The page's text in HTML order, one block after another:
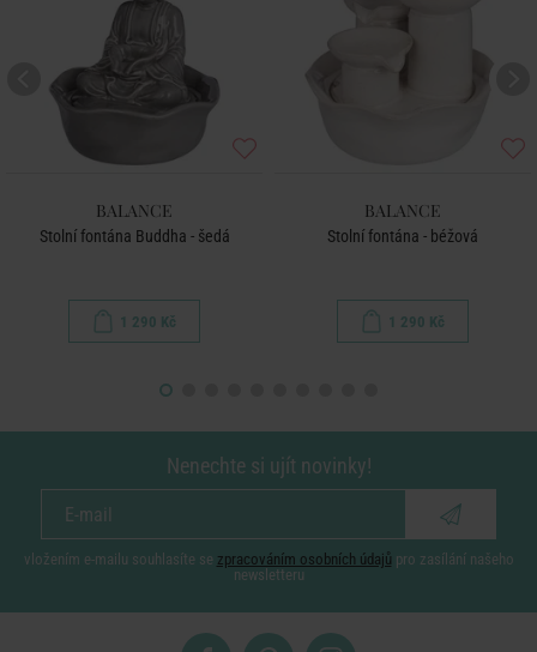
BALANCE
Stolní fontána Buddha - šedá
1 290 Kč
BALANCE
Stolní fontána - béžová
1 290 Kč
Nenechte si ujít novinky!
vložením e-mailu souhlasíte se zpracováním osobních údajů pro zasílání našeho
newsletteru